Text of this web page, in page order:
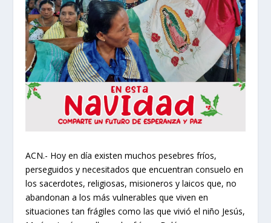
ACN.- Hoy en día existen muchos pesebres fríos,
perseguidos y necesitados que encuentran consuelo en
los sacerdotes, religiosas, misioneros y laicos que, no
abandonan a los más vulnerables que viven en
situaciones tan frágiles como las que vivió el niño Jesús,